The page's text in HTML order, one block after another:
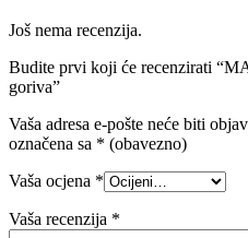
Još nema recenzija.
Budite prvi koji će recenzirati
goriva”
Vaša adresa e-pošte neće biti
označena sa * (obavezno)
Vaša ocjena *
Vaša recenzija *